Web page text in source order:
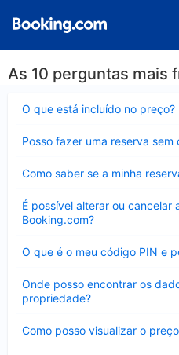
As 10 perguntas mais
O que está incluído no preço?
Posso fazer uma reserva
Como saber se a minha
É possível alterar ou cancelar
Booking.com?
Contraído
O que é o meu código PIN e
Onde posso encontrar os
propriedade?
Como posso visualizar o